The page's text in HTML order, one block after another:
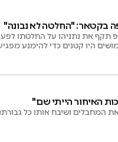
בקטאר: "החלטה לא נבונה"
תקף את נתניהו על החלטתו
היו קטנים כדי להימנע
האיחור הייתי שם"
המחבלים ושיבח אותו כל